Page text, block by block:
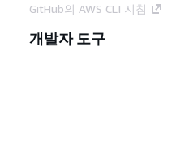
GitHub의 AWS CLI 지침
개발자 도구